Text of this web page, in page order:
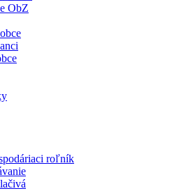
ObZ
roľník